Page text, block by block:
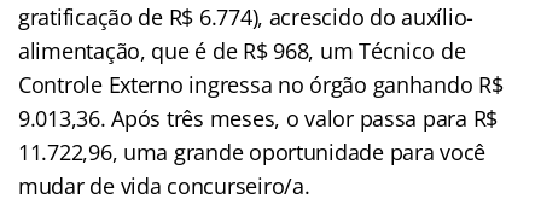
gratificação de R$ 6.774), acrescido do auxílio-
alimentação, que é de R$ 968, um Técnico de
Controle Externo ingressa no órgão ganhando R$
9.013,36. Após três meses, o valor passa para R$
11.722,96, uma grande oportunidade para você
mudar de vida concurseiro/a.